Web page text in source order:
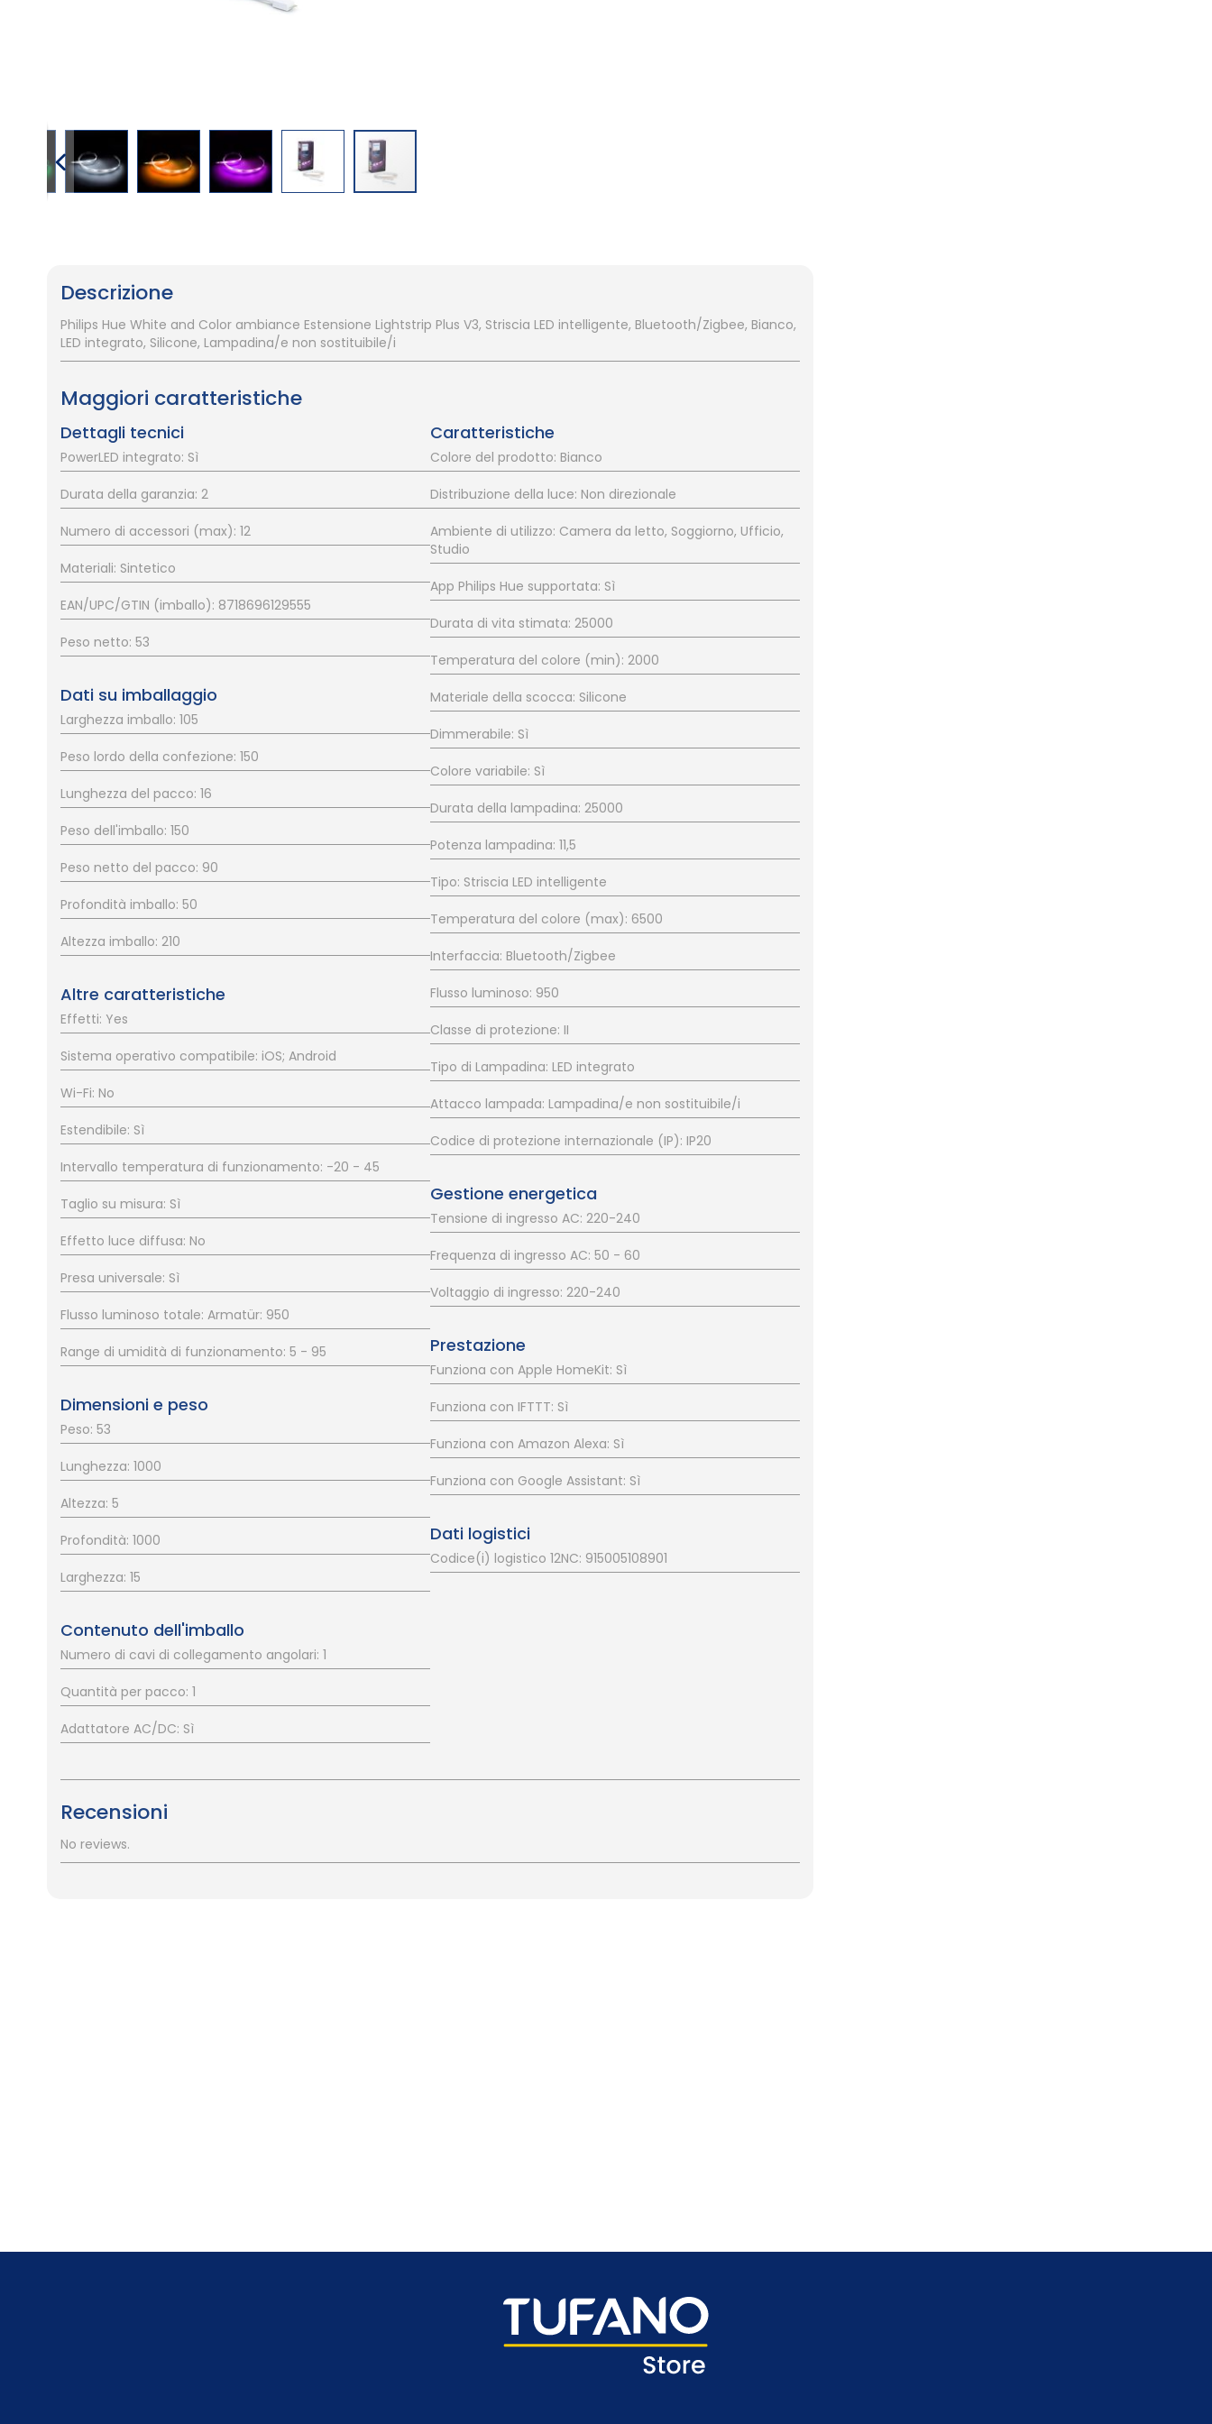
Descrizione
Philips Hue White and Color ambiance Estensione Lightstrip Plus V3, Striscia LED intelligente, Bluetooth/Zigbee, Bianco,
LED integrato, Silicone, Lampadina/e non sostituibile/i
Maggiori caratteristiche
Dettagli tecnici
PowerLED integrato: Sì
Durata della garanzia: 2
Numero di accessori (max): 12
Materiali: Sintetico
EAN/UPC/GTIN (imballo): 8718696129555
Peso netto: 53
Dati su imballaggio
Larghezza imballo: 105
Peso lordo della confezione: 150
Lunghezza del pacco: 16
Peso dell'imballo: 150
Peso netto del pacco: 90
Profondità imballo: 50
Altezza imballo: 210
Altre caratteristiche
Effetti: Yes
Sistema operativo compatibile: iOS; Android
Wi-Fi: No
Estendibile: Sì
Intervallo temperatura di funzionamento: -20 - 45
Taglio su misura: Sì
Effetto luce diffusa: No
Presa universale: Sì
Flusso luminoso totale: Armatür: 950
Range di umidità di funzionamento: 5 - 95
Dimensioni e peso
Peso: 53
Lunghezza: 1000
Altezza: 5
Profondità: 1000
Larghezza: 15
Contenuto dell'imballo
Numero di cavi di collegamento angolari: 1
Quantità per pacco: 1
Adattatore AC/DC: Sì
Caratteristiche
Colore del prodotto: Bianco
Distribuzione della luce: Non direzionale
Ambiente di utilizzo: Camera da letto, Soggiorno, Ufficio,
Studio
App Philips Hue supportata: Sì
Durata di vita stimata: 25000
Temperatura del colore (min): 2000
Materiale della scocca: Silicone
Dimmerabile: Sì
Colore variabile: Sì
Durata della lampadina: 25000
Potenza lampadina: 11,5
Tipo: Striscia LED intelligente
Temperatura del colore (max): 6500
Interfaccia: Bluetooth/Zigbee
Flusso luminoso: 950
Classe di protezione: II
Tipo di Lampadina: LED integrato
Attacco lampada: Lampadina/e non sostituibile/i
Codice di protezione internazionale (IP): IP20
Gestione energetica
Tensione di ingresso AC: 220-240
Frequenza di ingresso AC: 50 - 60
Voltaggio di ingresso: 220-240
Prestazione
Funziona con Apple HomeKit: Sì
Funziona con IFTTT: Sì
Funziona con Amazon Alexa: Sì
Funziona con Google Assistant: Sì
Dati logistici
Codice(i) logistico 12NC: 915005108901
Recensioni
No reviews.